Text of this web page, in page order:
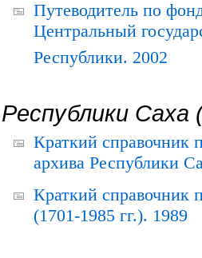
Путеводитель по
Центральный
Республики. 2002
Республики Саха
Краткий справочник
архива Республики
Краткий
(1701-1985 гг.). 1989